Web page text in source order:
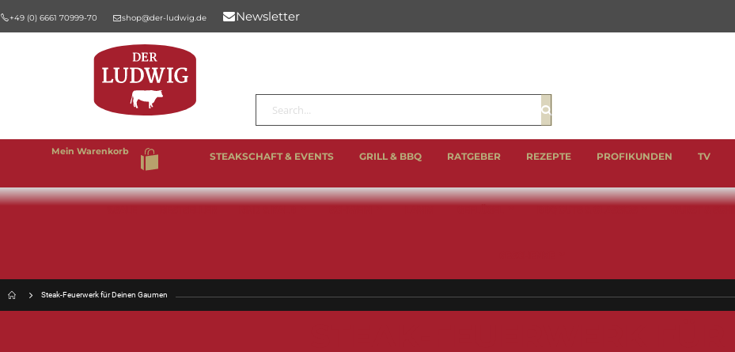
+49 (0) 6661 70999-70 shop@der-ludwig.de Newsletter
Mein Warenkorb
Suche
Suche
STEAKSCHAFT & EVENTS GRILL & BBQ RATGEBER REZEPTE PROFIKUNDEN TV
Steak-Feuerwerk für Deinen Gaumen